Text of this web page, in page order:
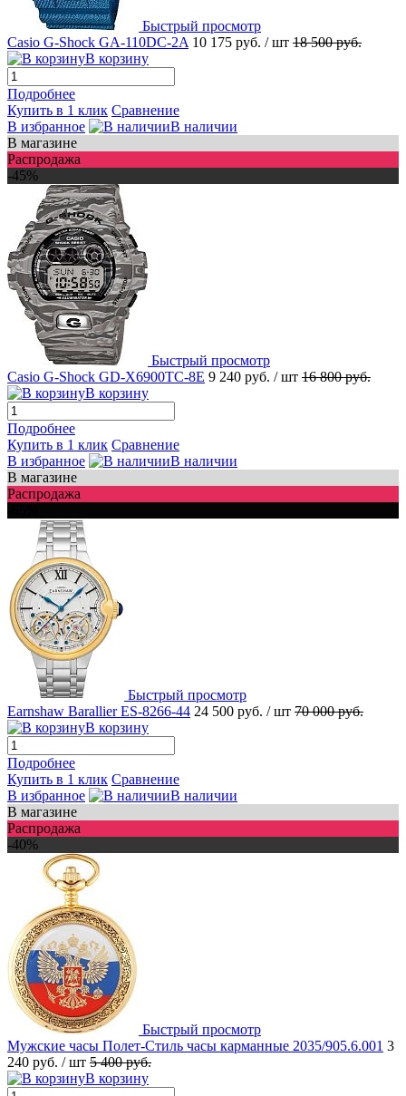
Быстрый просмотр
Casio G-Shock GA-110DC-2A 10 175 руб. / шт 18 500 руб.
В корзину
Подробнее
Купить в 1 клик Сравнение
В избранное
В наличии
В магазине
Распродажа
-45%
Быстрый просмотр
Casio G-Shock GD-X6900TC-8E 9 240 руб. / шт 16 800 руб.
В корзину
Подробнее
Купить в 1 клик Сравнение
В избранное
В наличии
В магазине
Распродажа
Быстрый просмотр
Earnshaw Barallier ES-8266-44 24 500 руб. / шт 70 000 руб.
В корзину
Подробнее
Купить в 1 клик Сравнение
В избранное
В наличии
В магазине
Распродажа
-40%
Быстрый просмотр
Мужские часы Полет-Стиль часы карманные 2035/905.6.001 3
240 руб. / шт 5 400 руб.
В корзину